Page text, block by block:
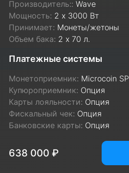
Производитель::Wave
Мощность: 2 х 3000 Вт
Принимает: Монеты/жетоны
Объем бака: 2 х 70 л.
Платежные системы
Монетоприемник: Microcoin SP
Купюроприемник: Опция
Карты лояльности: Опция
Фискальный чек: Опция
Банковские карты: Опция
638 000 ₽